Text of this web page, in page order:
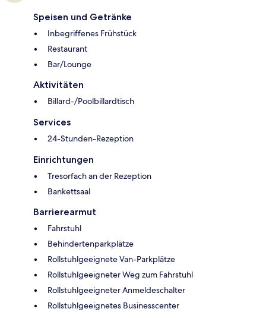
Speisen und Getränke
Inbegriffenes Frühstück
Restaurant
Bar/Lounge
Aktivitäten
Billard-/Poolbillardtisch
Services
24-Stunden-Rezeption
Einrichtungen
Tresorfach an der Rezeption
Bankettsaal
Barrierearmut
Fahrstuhl
Behindertenparkplätze
Rollstuhlgeeignete Van-Parkplätze
Rollstuhlgeeigneter Weg zum Fahrstuhl
Rollstuhlgeeigneter Anmeldeschalter
Rollstuhlgeeignetes Businesscenter